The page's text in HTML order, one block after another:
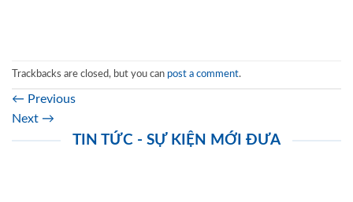
Trackbacks are closed, but you can post a comment.
← Previous
Next →
TIN TỨC - SỰ KIỆN MỚI ĐƯA